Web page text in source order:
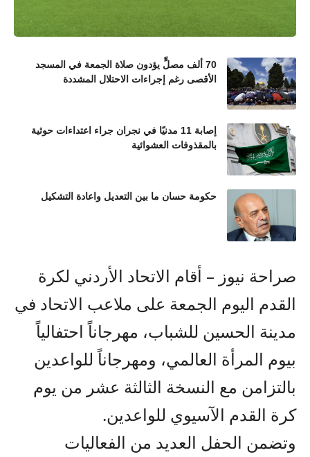
70 ألف مصلٍّ يؤدون صلاة الجمعة في المسجد
الأقصى رغم إجراءات الاحتلال المشددة
إصابة 11 مدنيًا في نجران جراء اعتداءات حوثية
بالمقذوفات العشوائية
حكومة حسان ما بين التعديل واعادة التشكيل
صراحة نيوز – أقام الاتحاد الأردني لكرة
القدم اليوم الجمعة على ملاعب الاتحاد في
مدينة الحسين للشباب، مهرجاناً احتفالياً
بيوم المرأة العالمي، ومهرجاناً للواعدين
بالتزامن مع النسخة الثالثة عشر من يوم
كرة القدم الآسيوي للواعدين.
وتضمن الحفل العديد من الفعاليات